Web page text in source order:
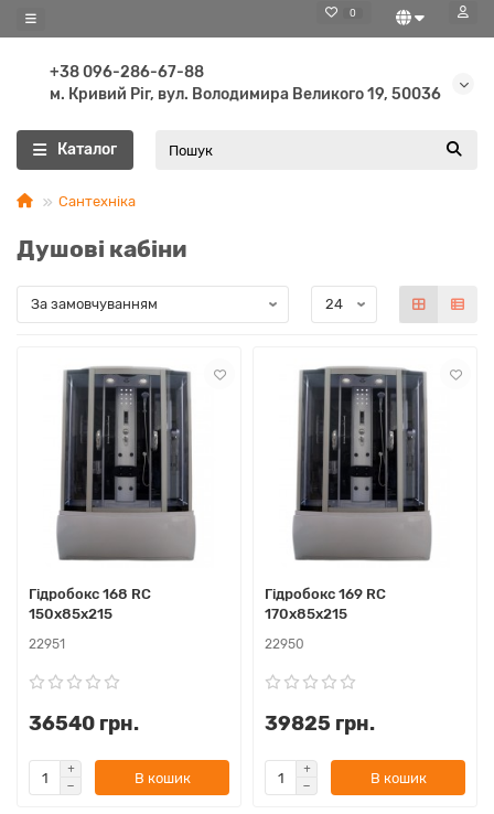
0
+38 096-286-67-88
м. Кривий Ріг, вул. Володимира Великого 19, 50036
Каталог
Сантехніка
Душові кабіни
Гідробокс 168 RC
150х85х215
22951
36540 грн.
В кошик
Гідробокс 169 RC
170х85х215
22950
39825 грн.
В кошик